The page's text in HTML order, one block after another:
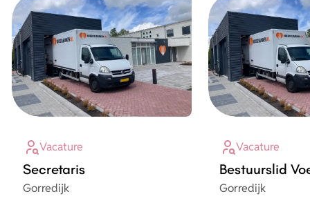
Vacature
Secretaris
Plaats
Gorredijk
Vacature
Bestuurslid
Plaats
Gorredijk